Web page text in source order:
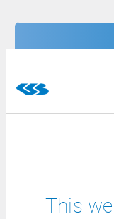
This
Perus-ERP-